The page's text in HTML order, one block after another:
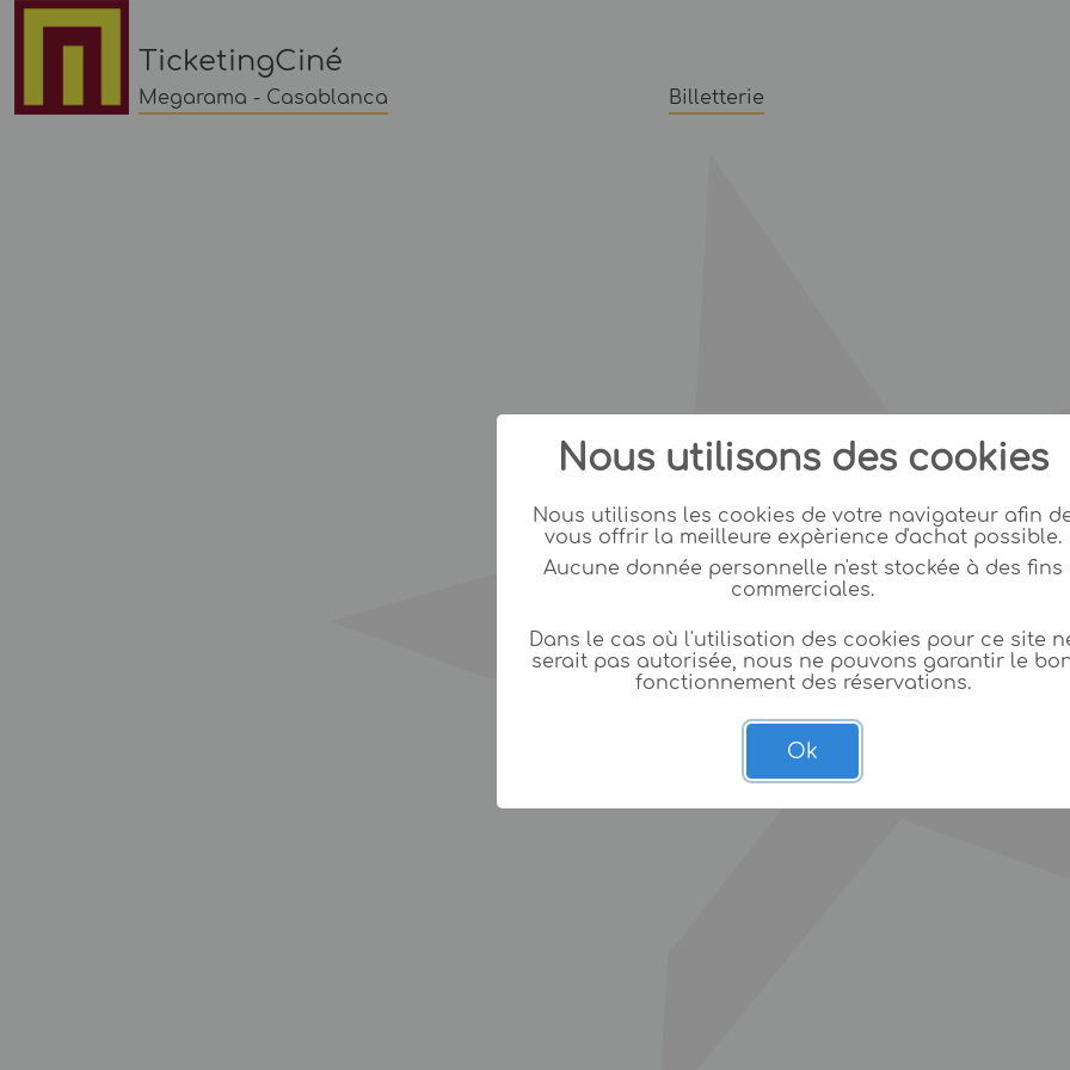
TicketingCiné
Megarama - Casablanca Billetterie
Nous utilisons des cookies
Nous utilisons les cookies de votre navigateur afin
vous offrir la meilleure expèrience d'achat possible.
Aucune donnée personnelle n'est stockée à des fins
commerciales.
Dans le cas où l'utilisation des cookies pour ce site
serait pas autorisée, nous ne pouvons garantir le
fonctionnement des réservations.
Ok